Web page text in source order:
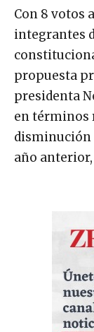
Con 8 votos
integrantes
propuesta
presidenta
en términos
disminución
año